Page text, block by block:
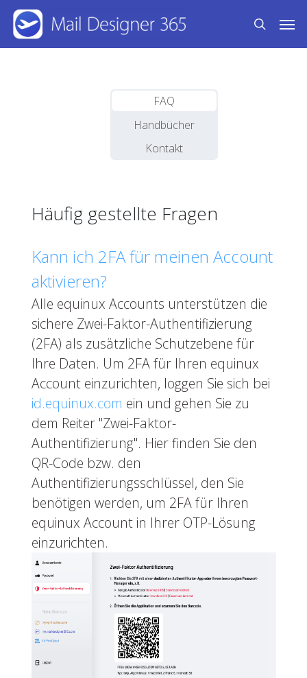
Skip
main
search
FAQ
Handbücher
Kontakt
Häufig gestellte Fragen
Kann ich 2FA für meinen Account
aktivieren?
Alle equinux Accounts unterstützen die
sichere Zwei-Faktor-Authentifizierung
(2FA) als zusätzliche Schutzebene für
Ihre Daten. Um 2FA für Ihren equinux
Account einzurichten, loggen Sie sich bei
id.equinux.com ein und gehen Sie zu
dem Reiter "Zwei-Faktor-
Authentifizierung". Hier finden Sie den
QR-Code bzw. den
Authentifizierungsschlüssel, den Sie
benötigen werden, um 2FA für Ihren
equinux Account in Ihrer OTP-Lösung
einzurichten.